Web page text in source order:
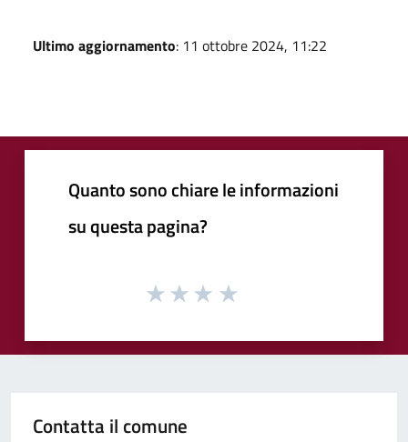
Ultimo aggiornamento: 11 ottobre 2024, 11:22
Quanto sono chiare le informazioni
su questa pagina?
Contatta il comune